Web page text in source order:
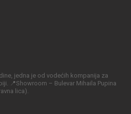
jedna je od vodećih kompanija za
📍Showroom – Bulevar Mihaila Pupina
lica).